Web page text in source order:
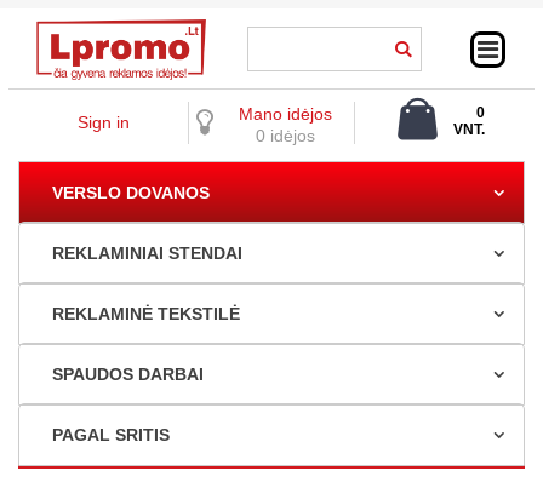
Sign in
Mano idėjos
0 idėjos
0
VNT.
VERSLO DOVANOS
REKLAMINIAI STENDAI
REKLAMINĖ TEKSTILĖ
SPAUDOS DARBAI
PAGAL SRITIS